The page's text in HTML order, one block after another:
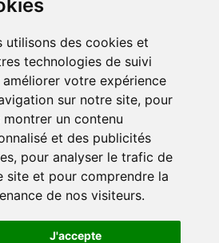
utilisons des cookies et
technologies de suivi
améliorer votre expérience
sur notre site, pour
montrer un contenu
et des publicités
pour analyser le trafic de
site et pour comprendre la
de nos visiteurs.
J'accepte
: